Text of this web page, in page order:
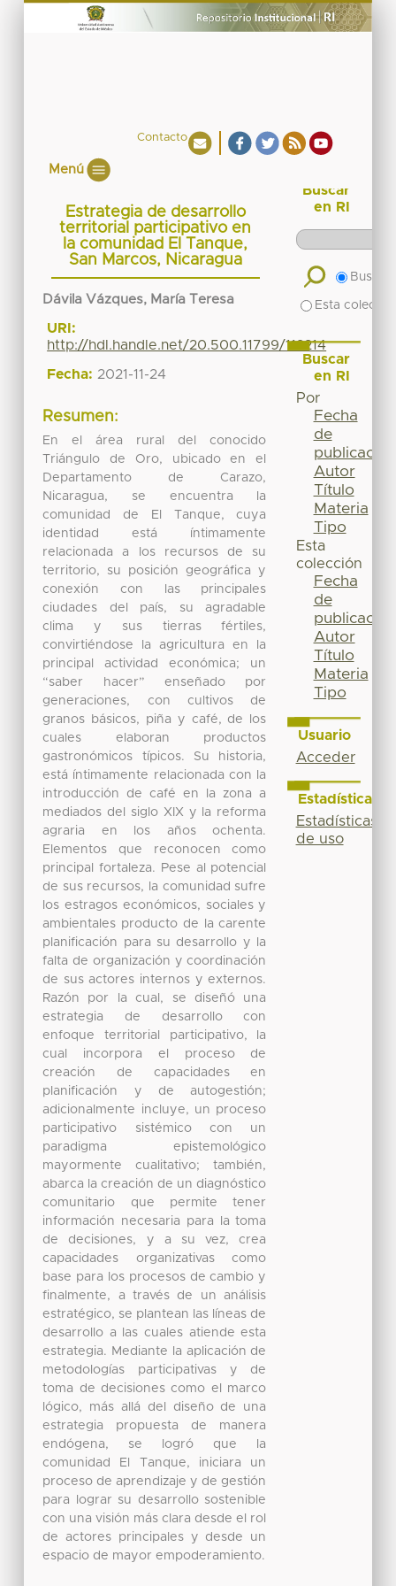
Contacto
Menú
Estrategia de desarrollo
territorial participativo en
la comunidad El Tanque,
San Marcos, Nicaragua
Dávila Vázques, María Teresa
URI:
http://hdl.handle.net/20.500.11799/112214
Fecha: 2021-11-24
Resumen:
En el área rural del conocido
Triángulo de Oro, ubicado en el
Departamento de Carazo,
Nicaragua, se encuentra la
comunidad de El Tanque, cuya
identidad está íntimamente
relacionada a los recursos de su
territorio, su posición geográfica y
conexión con las principales
ciudades del país, su agradable
clima y sus tierras fértiles,
convirtiéndose la agricultura en la
principal actividad económica; un
“saber hacer” enseñado por
generaciones, con cultivos de
granos básicos, piña y café, de los
cuales elaboran productos
gastronómicos típicos. Su historia,
está íntimamente relacionada con la
introducción de café en la zona a
mediados del siglo XIX y la reforma
agraria en los años ochenta.
Elementos que reconocen como
principal fortaleza. Pese al potencial
de sus recursos, la comunidad sufre
los estragos económicos, sociales y
ambientales producto de la carente
planificación para su desarrollo y la
falta de organización y coordinación
de sus actores internos y externos.
Razón por la cual, se diseñó una
estrategia de desarrollo con
enfoque territorial participativo, la
cual incorpora el proceso de
creación de capacidades en
planificación y de autogestión;
adicionalmente incluye, un proceso
participativo sistémico con un
paradigma epistemológico
mayormente cualitativo; también,
abarca la creación de un diagnóstico
comunitario que permite tener
información necesaria para la toma
de decisiones, y a su vez, crea
capacidades organizativas como
base para los procesos de cambio y
finalmente, a través de un análisis
estratégico, se plantean las líneas de
desarrollo a las cuales atiende esta
estrategia. Mediante la aplicación de
metodologías participativas y de
toma de decisiones como el marco
lógico, más allá del diseño de una
estrategia propuesta de manera
endógena, se logró que la
comunidad El Tanque, iniciara un
proceso de aprendizaje y de gestión
para lograr su desarrollo sostenible
con una visión más clara desde el rol
de actores principales y desde un
espacio de mayor empoderamiento.
Buscar
en RI
Buscar
Esta
Buscar
en RI
Por
Fecha
de
publicación
Autor
Título
Materia
Tipo
Esta
colección
Fecha
de
publicación
Autor
Título
Materia
Tipo
Usuario
Acceder
Estadísticas
Estadísticas
de uso